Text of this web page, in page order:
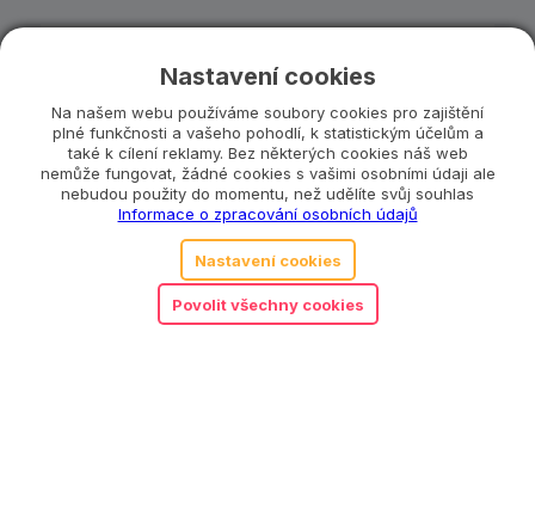
Nastavení cookies
Na našem webu používáme soubory cookies pro zajištění
plné funkčnosti a vašeho pohodlí, k statistickým účelům a
také k cílení reklamy. Bez některých cookies náš web
nemůže fungovat, žádné cookies s vašimi osobními údaji ale
nebudou použity do momentu, než udělíte svůj souhlas
Informace o zpracování osobních údajů
Nastavení cookies
Povolit všechny cookies